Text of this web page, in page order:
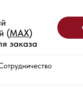
(MAX)
заказа